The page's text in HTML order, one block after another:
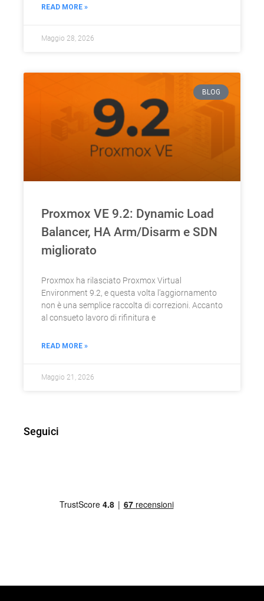
READ MORE »
Maggio 28, 2026
BLOG
Proxmox VE 9.2: Dynamic Load
Balancer, HA Arm/Disarm e SDN
migliorato
Proxmox ha rilasciato Proxmox Virtual
Environment 9.2, e questa volta l’aggiornamento
non è una semplice raccolta di correzioni. Accanto
al consueto lavoro di rifinitura e
READ MORE »
Maggio 21, 2026
Seguici